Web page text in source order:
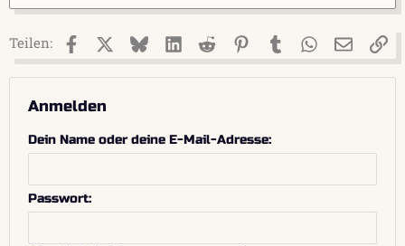
Teilen: FacebookX (Twitter)
BlueskyLinkedIn
Reddit PinterestTumblr WhatsApp
E-Mail
Anmelden
Dein Name oder deine E-Mail-Adresse
Passwort